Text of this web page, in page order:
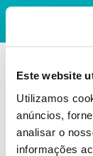
Este website
Utilizamos
anúncios,
analisar o
informações